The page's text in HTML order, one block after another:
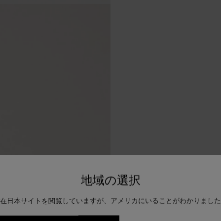
地域の選択
日本サイトを閲覧していますが、アメリカにいることがわかりまし